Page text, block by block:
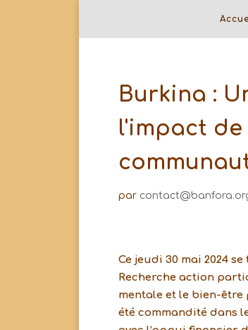
Burkina :
l'impact de
par
Ce jeudi 30 mai 2024
Recherche action
mentale et le bien-être
été commandité dans